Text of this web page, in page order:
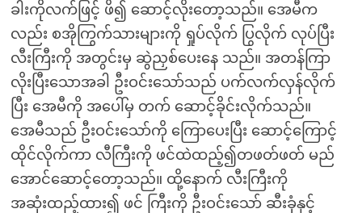
ခါးကိုလက်ဖြင့် ဖိ၍ ဆောင့်လိုးတော့သည်။ အေမီက
လည်း စအိုကြွက်သားများကို ရှုပ်လိုက် ပြွလိုက် လုပ်ပြီး
လီးကြီးကို အတွင်းမှ ဆွဲညှစ်ပေးနေ သည်။ အတန်ကြာ
လိုးပြီးသောအခါ ဦးဝင်းသော်သည် ပက်လက်လှန်လိုက်
ပြီး အေမီကို အပေါ်မှ တက် ဆောင့်ခိုင်းလိုက်သည်။
အေမီသည် ဦးဝင်းသော်ကို ကြောပေးပြီး ဆောင့်ကြောင့်
ထိုင်လိုက်ကာ လီကြီးကို ဖင်ထဲထည့်၍တဖတ်ဖတ် မည်
အောင်ဆောင့်တော့သည်။ ထို့နောက် လီးကြီးကို
အဆုံးထည့်ထား၍ ဖင် ကြီးကို ဦးဝင်းသော် ဆီးခုံနှင့်